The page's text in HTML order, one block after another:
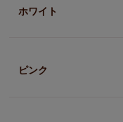
ホワイト
ピンク